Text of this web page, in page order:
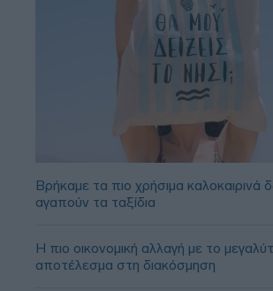
Βρήκαμε τα πιο χρήσιμα καλοκαιρινά
αγαπούν τα ταξίδια
Η πιο οικονομική αλλαγή με το
αποτέλεσμα στη διακόσμηση